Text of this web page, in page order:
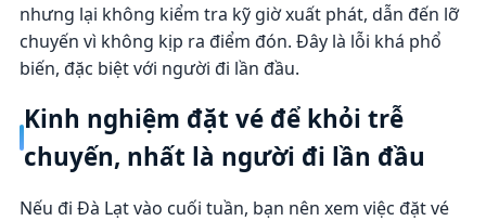
nhưng lại không kiểm tra kỹ giờ xuất phát, dẫn đến lỡ
chuyến vì không kịp ra điểm đón. Đây là lỗi khá phổ
biến, đặc biệt với người đi lần đầu.
Kinh nghiệm đặt vé để khỏi trễ
chuyến, nhất là người đi lần đầu
Nếu đi Đà Lạt vào cuối tuần, bạn nên xem việc đặt vé